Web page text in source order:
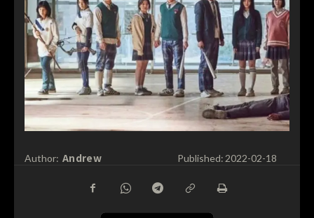
Author: Andrew Published:2022-02-18